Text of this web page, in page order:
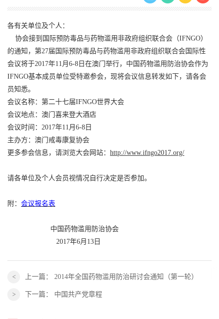
各有关单位及个人：
协会接到 国际预防毒品与药物滥用非政府组织联合会 （IFNGO）
的通知， 第27届国际预防毒品与药物滥用非政府组织联合会国际性
会议将于2017年11月6-8日在澳门举行，中国药物滥用防治协会作为
IFNGO基本成员单位受特邀参会，现将会议信息转发如下，请各会
员知悉。
会议名称：第二十七届IFNGO世界大会
会议地点：澳门喜来登大酒店
会议时间：2017年11月6-8日
主办方：澳门戒毒康复协会
更多参会信息，请浏览大会网站： http://www.ifngo2017.org/
请各单位及个人会员视情况自行决定是否参加。
附： 会议报名表
中国药物滥用防治协会
2017年6月13日
上一篇： 2014年全国药物滥用防治研讨会通知（第一轮）
下一篇： 中国共产党章程